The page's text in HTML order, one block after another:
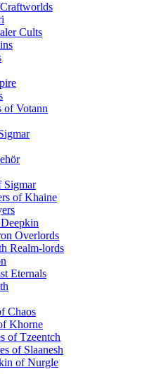
Cults
of Votann
Sigmar
of Khaine
Overlords
Realm-lords
Eternals
Chaos
Khorne
of Tzeentch
of Slaanesh
of Nurgle